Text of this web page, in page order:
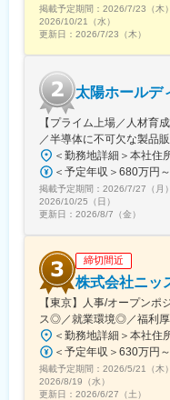
変更の範囲：会社の定
■事業ビジョン
口腔健康管理から全
さまのQOL向上と歯
・歯科局所麻酔、歯
発
・口腔と全身の関係
使用のための情報の
・安全性/有効性情
・国内製造の品質と
化
掲載予定期間： 2026/7/23（木）
2026/10/21（水）
更新日： 2026/7/23（木）
太陽ホールデ
【プライム上場／人材育
／半導体に不可欠な製品
掲載予定期間： 2026/7/27（月）
2026/10/25（日）
更新日： 2026/8/7（金）
締切間近
株式会社ニッ
【東京】人事/オープン
ス◎／就業環境◎／福利
掲載予定期間： 2026/5/21（木）
2026/8/19（水）
更新日： 2026/6/27（土）